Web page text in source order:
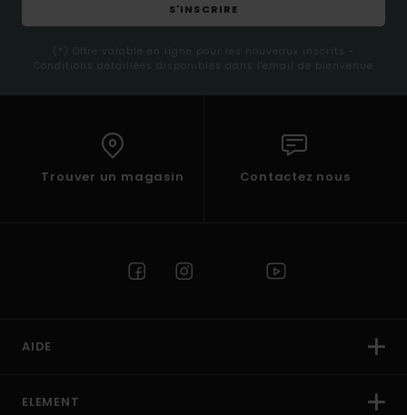
S'INSCRIRE
(*) Offre valable en ligne pour les nouveaux inscrits -
Conditions détaillées disponibles dans l'email de bienvenue
Trouver un magasin Contactez nous
AIDE
ELEMENT